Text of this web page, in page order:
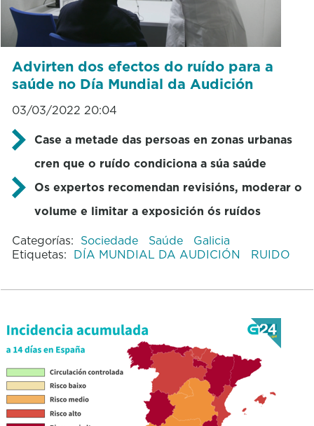
Advirten dos efectos do ruído para a
saúde no Día Mundial da Audición
03/03/2022 20:04
Case a metade das persoas en zonas urbanas
cren que o ruído condiciona a súa saúde
Os expertos recomendan revisións, moderar o
volume e limitar a exposición ós ruídos
Categorías: Sociedade Saúde
Galicia
Etiquetas: DÍA MUNDIAL DA AUDICIÓN RUIDO